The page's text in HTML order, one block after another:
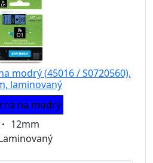
modrý (45016 / S0720560),
laminovaný
na modrý
Eigenschaft:
12mm